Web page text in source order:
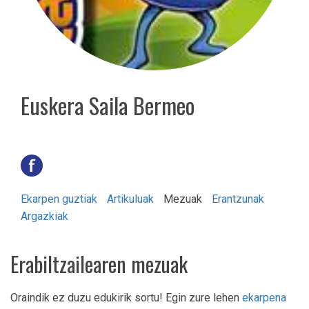
Euskera Saila Bermeo
Ekarpen guztiak Artikuluak Mezuak
Erantzunak
Argazkiak
Erabiltzailearen mezuak
Oraindik ez duzu edukirik sortu! Egin zure lehen ekarpena